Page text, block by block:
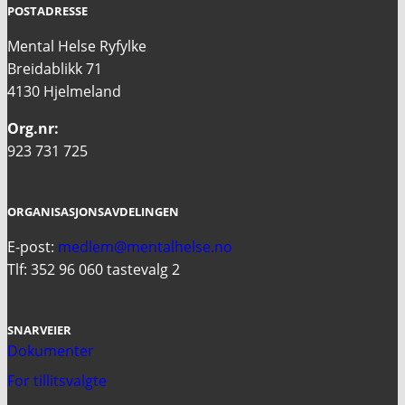
POSTADRESSE
Mental Helse Ryfylke
Breidablikk 71
4130 Hjelmeland
Org.nr:
923 731 725
ORGANISASJONSAVDELINGEN
E-post: medlem@mentalhelse.no
Tlf: 352 96 060 tastevalg 2
SNARVEIER
Dokumenter
For tillitsvalgte